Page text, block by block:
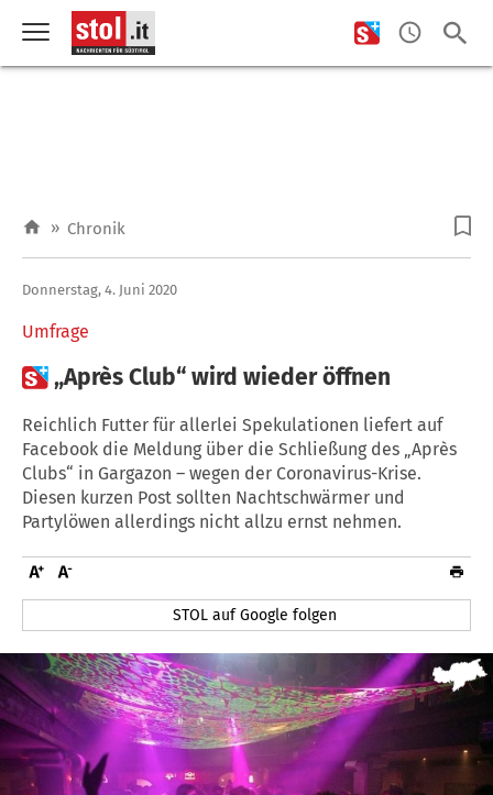
» Chronik
Umfrage
Donnerstag, 4. Juni 2020
„Après Club“ wird wieder öffnen
Reichlich Futter für allerlei Spekulationen liefert auf
Facebook die Meldung über die Schließung des „Après
Clubs“ in Gargazon – wegen der Coronavirus-Krise.
Diesen kurzen Post sollten Nachtschwärmer und
Partylöwen allerdings nicht allzu ernst nehmen.
STOL auf Google folgen